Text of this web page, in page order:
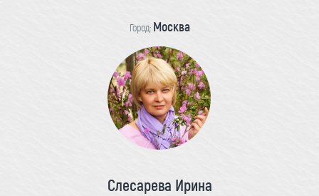
Город: Москва
Слесарева Ирина